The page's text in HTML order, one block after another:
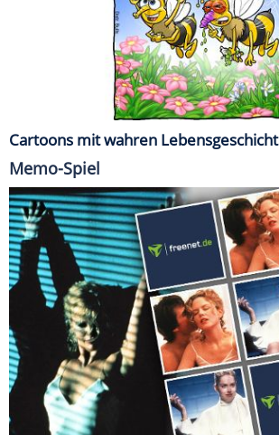
Cartoons mit wahren
Memo-Spiel